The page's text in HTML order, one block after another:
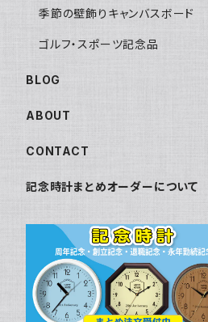
季節の壁飾りキャンバスボード
ゴルフ・スポーツ記念品
BLOG
ABOUT
CONTACT
記念時計まとめオーダーについて